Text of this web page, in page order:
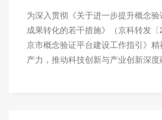
为深入贯彻《关于进一步提升概念
成果转化的若干措施》（京科转发
京市概念验证平台建设工作指引》
产力，推动科技创新与产业创新深度